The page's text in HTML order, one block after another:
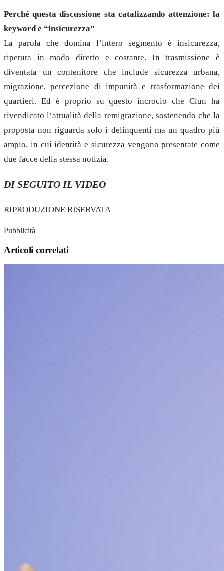
Perché questa discussione sta catalizzando attenzione: la
keyword è “insicurezza”
La parola che domina l’intero segmento è insicurezza,
ripetuta in modo diretto e costante. In trasmissione è
diventata un contenitore che include sicurezza urbana,
migrazione, percezione di impunità e trasformazione dei
quartieri. Ed è proprio su questo incrocio che Clun ha
rivendicato l’attualità della remigrazione, sostenendo che la
proposta non riguarda solo i delinquenti ma un quadro più
ampio, in cui identità e sicurezza vengono presentate come
due facce della stessa notizia.
DI SEGUITO IL VIDEO
RIPRODUZIONE RISERVATA
Pubblicità
Articoli correlati